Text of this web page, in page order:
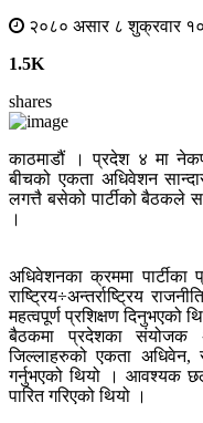
२०८० असार ८ शुक्रवार
1.5K
shares
काठमाडौं । प्रदेश ४ मा
बीचको एकता अधिवेशन
लगत्तै बसेको पार्टीको बैठकले
।
अधिवेशनका क्रममा
राष्ट्रिय÷अन्तर्राष्ट्रिय
महत्वपूर्ण प्रशिक्षण दिनुभएको
बैठकमा प्रदेशका संयोजक
जिल्लाहरुको एकता अधिवेन,
गर्नुभएको थियो । आवश्यक
पारित गरिएको थियो ।